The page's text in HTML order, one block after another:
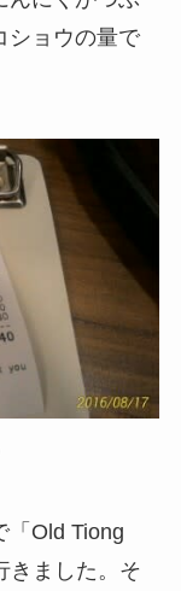
ショウの量で
「Old Tiong
ました。そ